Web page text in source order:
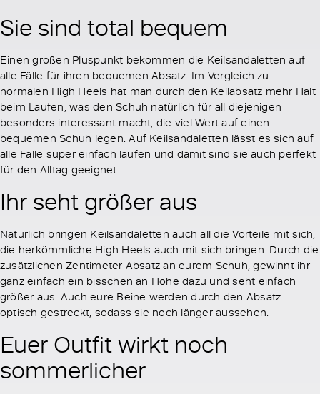
Sie sind total bequem
Einen großen Pluspunkt bekommen die Keilsandaletten auf
alle Fälle für ihren bequemen Absatz. Im Vergleich zu
normalen High Heels hat man durch den Keilabsatz mehr Halt
beim Laufen, was den Schuh natürlich für all diejenigen
besonders interessant macht, die viel Wert auf einen
bequemen Schuh legen. Auf Keilsandaletten lässt es sich auf
alle Fälle super einfach laufen und damit sind sie auch perfekt
für den Alltag geeignet.
Ihr seht größer aus
Natürlich bringen Keilsandaletten auch all die Vorteile mit sich,
die herkömmliche High Heels auch mit sich bringen. Durch die
zusätzlichen Zentimeter Absatz an eurem Schuh, gewinnt ihr
ganz einfach ein bisschen an Höhe dazu und seht einfach
größer aus. Auch eure Beine werden durch den Absatz
optisch gestreckt, sodass sie noch länger aussehen.
Euer Outfit wirkt noch
sommerlicher